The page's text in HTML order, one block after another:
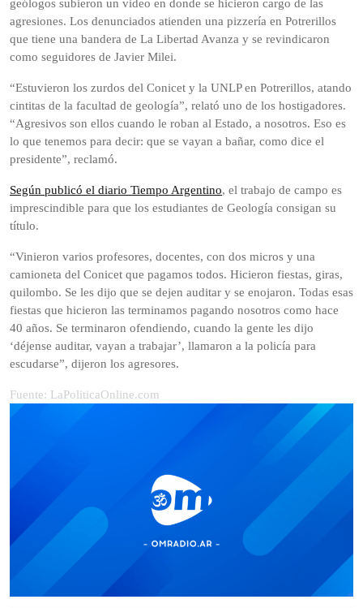
geólogos subieron un video en donde se hicieron cargo de las
agresiones. Los denunciados atienden una pizzería en Potrerillos
que tiene una bandera de La Libertad Avanza y se revindicaron
como seguidores de Javier Milei.
“Estuvieron los zurdos del Conicet y la UNLP en Potrerillos, atando
cintitas de la facultad de geología”, relató uno de los hostigadores.
“Agresivos son ellos cuando le roban al Estado, a nosotros. Eso es
lo que tenemos para decir: que se vayan a bañar, como dice el
presidente”, reclamó.
Según publicó el diario Tiempo Argentino, el trabajo de campo es
imprescindible para que los estudiantes de Geología consigan su
título.
“Vinieron varios profesores, docentes, con dos micros y una
camioneta del Conicet que pagamos todos. Hicieron fiestas, giras,
quilombo. Se les dijo que se dejen auditar y se enojaron. Todas esas
fiestas que hicieron las terminamos pagando nosotros como hace
40 años. Se terminaron ofendiendo, cuando la gente les dijo
‘déjense auditar, vayan a trabajar’, llamaron a la policía para
escudarse”, dijeron los agresores.
Fuente: LaPoliticaOnline.com